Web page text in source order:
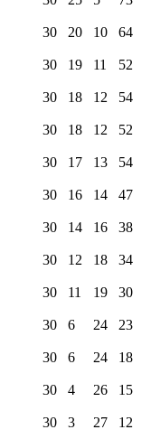
30 20 10 64
30 19 11 52
30 18 12 54
30 18 12 52
30 17 13 54
30 16 14 47
30 14 16 38
30 12 18 34
30 11 19 30
30 6 24 23
30 6 24 18
30 4 26 15
30 3 27 12